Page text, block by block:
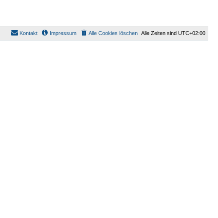
Alle Zeiten sind UTC+02:00
Alle Cookies löschen
Impressum
Kontakt